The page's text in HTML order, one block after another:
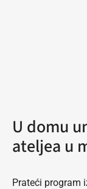
U domu
ateljea u
Prateći program